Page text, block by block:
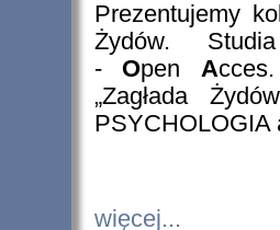
Prezentujemy
Żydów.
- Open A
„Zagłada
PSYCHOLOGIA
więcej...